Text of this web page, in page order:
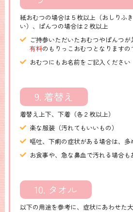
紙おむつの場合は５枚以上（おしりふ
い）、ぱんつの場合は２枚以上
ご持参いただいたおむつやぱんつが
有料のもりっこおむつとなります
おむつにもお名前をご記入ください
9. 着替え
着替え上下、下着（各２枚以上）
楽な服装（汚れてもいいもの）
嘔吐、下痢の症状がある場合は、
お食事や、急な鼻血で汚れる場合も
10. タオル
以下の用途を参考に、症状にあわせた